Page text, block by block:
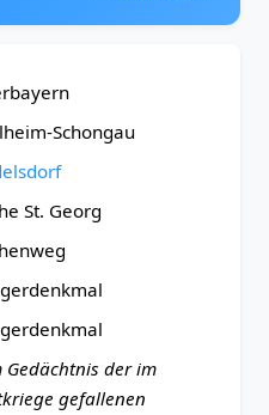
Schongau
St. Georg
Gedächtnis der im
gefallenen